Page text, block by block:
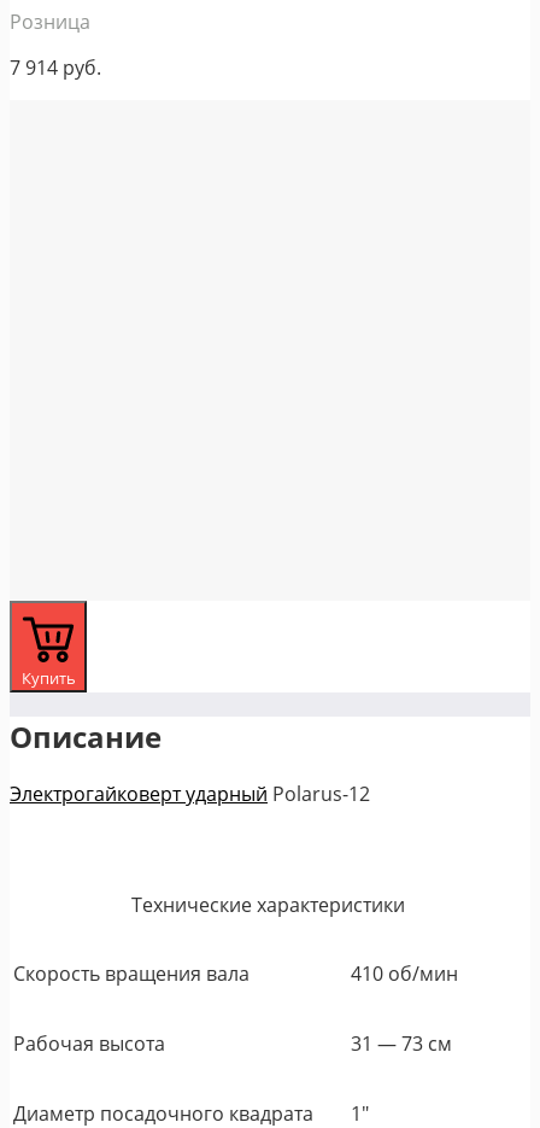
Розница
7 914 руб.
Купить
Описание
Электрогайковерт ударный Polarus-12
Технические характеристики
Скорость вращения вала 410 об/мин
Рабочая высота 31 ― 73 см
Диаметр посадочного квадрата 1"